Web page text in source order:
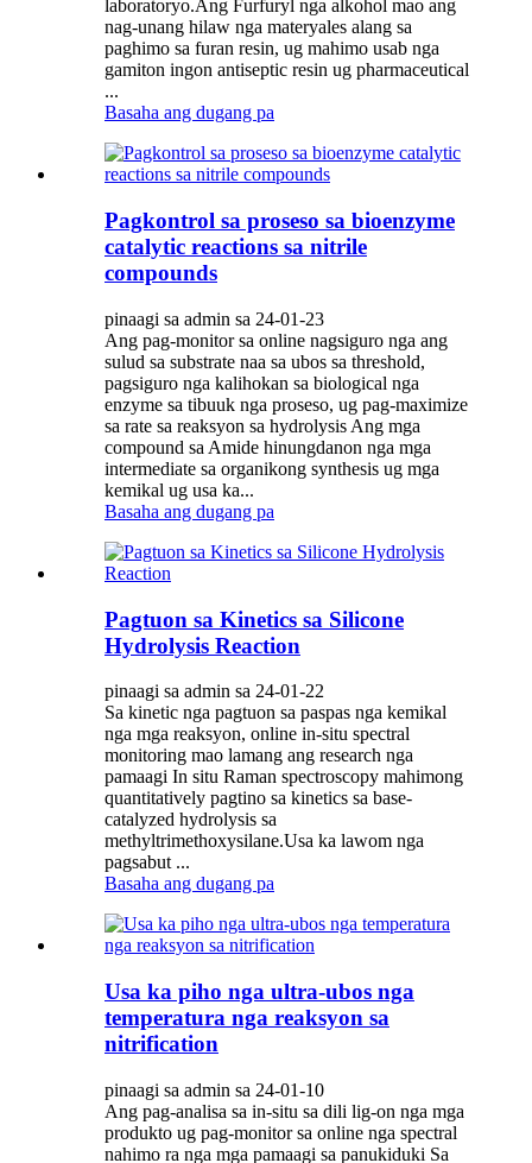
laboratoryo.Ang Furfuryl nga alkohol mao ang
nag-unang hilaw nga materyales alang sa
paghimo sa furan resin, ug mahimo usab nga
gamiton ingon antiseptic resin ug pharmaceutical
...
Basaha ang dugang pa
Pagkontrol sa proseso sa bioenzyme
catalytic reactions sa nitrile
compounds
pinaagi sa admin sa 24-01-23
Ang pag-monitor sa online nagsiguro nga ang
sulud sa substrate naa sa ubos sa threshold,
pagsiguro nga kalihokan sa biological nga
enzyme sa tibuuk nga proseso, ug pag-maximize
sa rate sa reaksyon sa hydrolysis Ang mga
compound sa Amide hinungdanon nga mga
intermediate sa organikong synthesis ug mga
kemikal ug usa ka...
Basaha ang dugang pa
Pagtuon sa Kinetics sa Silicone
Hydrolysis Reaction
pinaagi sa admin sa 24-01-22
Sa kinetic nga pagtuon sa paspas nga kemikal
nga mga reaksyon, online in-situ spectral
monitoring mao lamang ang research nga
pamaagi In situ Raman spectroscopy mahimong
quantitatively pagtino sa kinetics sa base-
catalyzed hydrolysis sa
methyltrimethoxysilane.Usa ka lawom nga
pagsabut ...
Basaha ang dugang pa
Usa ka piho nga ultra-ubos nga
temperatura nga reaksyon sa
nitrification
pinaagi sa admin sa 24-01-10
Ang pag-analisa sa in-situ sa dili lig-on nga mga
produkto ug pag-monitor sa online nga spectral
nahimo ra nga mga pamaagi sa panukiduki Sa